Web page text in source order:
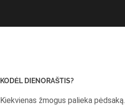
KODĖL DIENORAŠTIS?
Kiekvienas žmogus palieka pėdsaką.